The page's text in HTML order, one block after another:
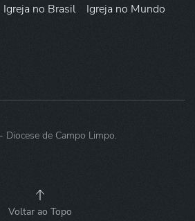
Igreja no Brasil
Igreja no Mundo
Diocese de Campo Limpo.
Voltar ao Topo